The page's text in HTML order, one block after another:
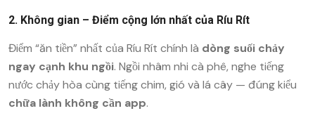
2. Không gian – Điểm cộng lớn nhất của Ríu Rít
Điểm “ăn tiền” nhất của Ríu Rít chính là dòng suối chảy
ngay cạnh khu ngồi. Ngồi nhâm nhi cà phê, nghe tiếng
nước chảy hòa cùng tiếng chim, gió và lá cây — đúng kiểu
chữa lành không cần app.